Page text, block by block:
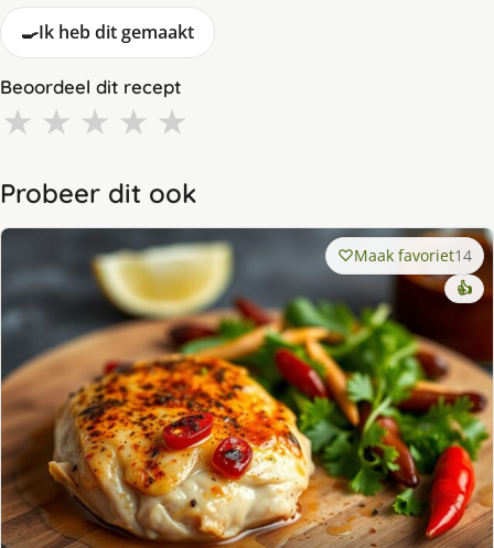
🍳Ik heb dit gemaakt
Beoordeel dit recept
★ ★ ★ ★ ★
Probeer dit ook
Maak favoriet14
👍